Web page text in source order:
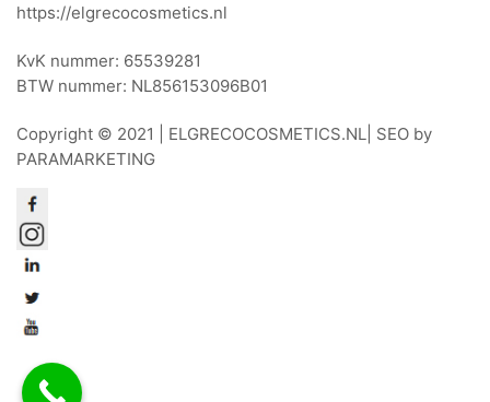
https://elgrecocosmetics.nl
KvK nummer: 65539281
BTW nummer: NL856153096B01
Copyright © 2021 | ELGRECOCOSMETICS.NL | SEO by
PARAMARKETING